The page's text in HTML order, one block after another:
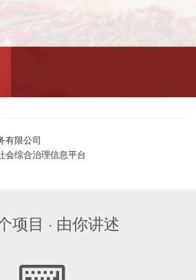
有限公司
会综合治理信息平台
项目 · 由你讲述